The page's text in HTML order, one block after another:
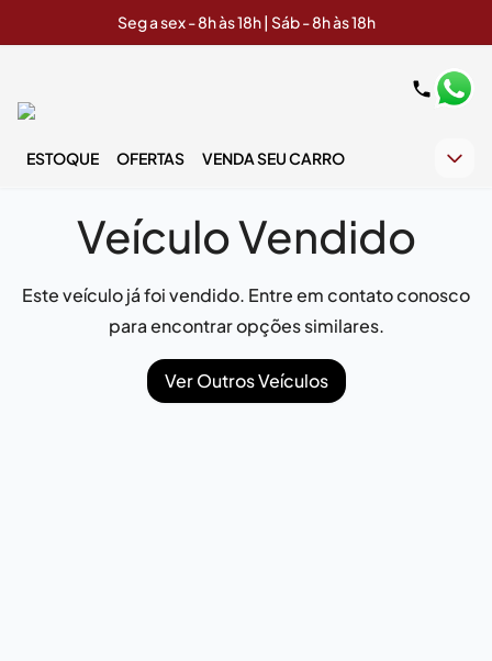
Seg a sex - 8h às 18h | Sáb - 8h às 18h
ESTOQUE OFERTAS VENDA SEU CARRO
Veículo Vendido
Este veículo já foi vendido. Entre em contato conosco
para encontrar opções similares.
Ver Outros Veículos